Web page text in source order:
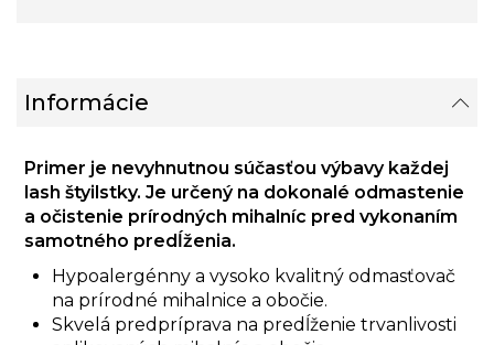
Informácie
Primer je nevyhnutnou súčasťou výbavy každej
lash štyilstky. Je určený na dokonalé odmastenie
a očistenie prírodných mihalníc pred vykonaním
samotného predĺženia.
Hypoalergénny a vysoko kvalitný odmasťovač
na prírodné mihalnice a obočie.
Skvelá predpríprava na predĺženie trvanlivosti